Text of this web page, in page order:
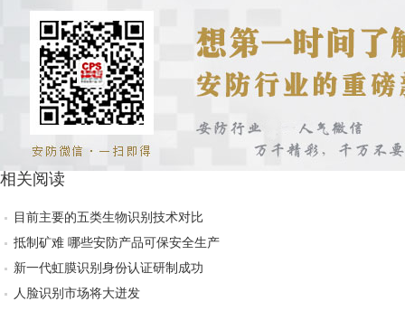
相关阅读
目前主要的五类生物识别技术对比
抵制矿难 哪些安防产品可保安全生产
新一代虹膜识别身份认证研制成功
人脸识别市场将大迸发